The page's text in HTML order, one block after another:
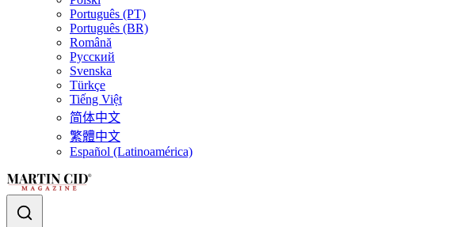
Português (PT)
Português (BR)
Română
Русский
Svenska
Türkçe
Tiếng Việt
简体中文
繁體中文
Español (Latinoamérica)